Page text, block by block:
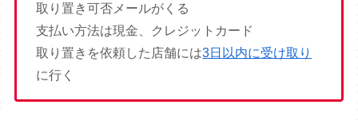
取り置き可否メールがくる
支払い方法は現金、クレジットカード
取り置きを依頼した店舗には3日以内に受け取り
に行く